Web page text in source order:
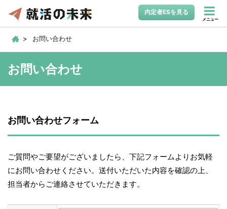
内定者ESを見る
メニュー
お問い合わせ
お問い合わせ
お問い合わせフォーム
ご質問やご要望がございましたら、下記フォームよりお気軽
にお問い合わせください。送付いただいた内容を確認の上、
担当者からご連絡させていただきます。